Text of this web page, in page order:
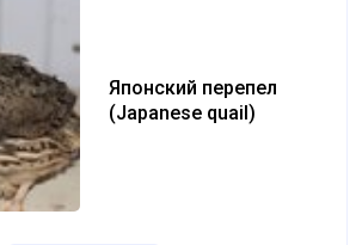
Японский перепел
(Japanese quail)